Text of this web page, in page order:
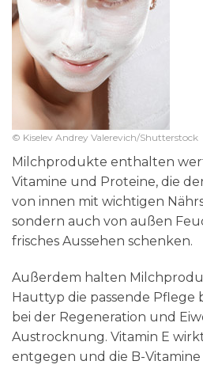
© Kiselev Andrey Valerevich/Shutterstock
Milchprodukte enthalten
Vitamine und Proteine, die
von innen mit wichtigen
sondern auch von außen
frisches Aussehen schenken.
Außerdem halten
Hauttyp die passende
bei der Regeneration und
Austrocknung. Vitamin E
entgegen und die B-